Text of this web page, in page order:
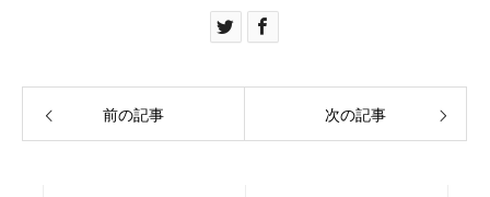
前の記事 次の記事